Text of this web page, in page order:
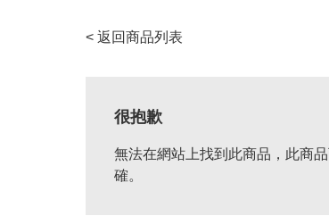
< 返回商品列表
很抱歉
無法在網站上找到此商品，此商
確。